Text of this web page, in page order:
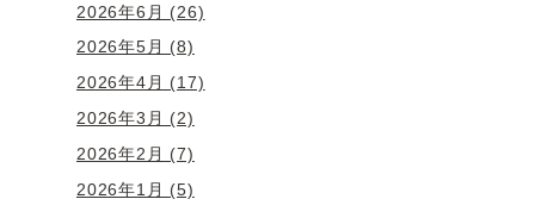
2026年6月 (26)
2026年5月 (8)
2026年4月 (17)
2026年3月 (2)
2026年2月 (7)
2026年1月 (5)